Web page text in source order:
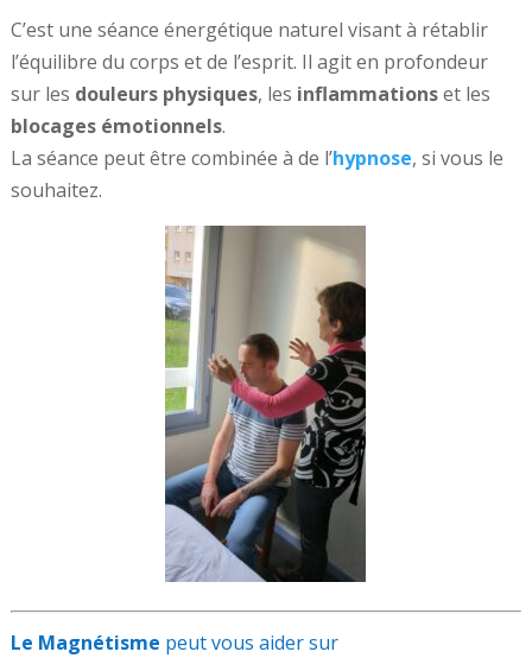
C’est une séance énergétique naturel visant à rétablir
l’équilibre du corps et de l’esprit. Il agit en profondeur
sur les douleurs physiques, les inflammationset les
blocages émotionnels.
La séance peut être combinée à de l’hypnose, si vous le
souhaitez.
Le Magnétisme peut vous aider sur